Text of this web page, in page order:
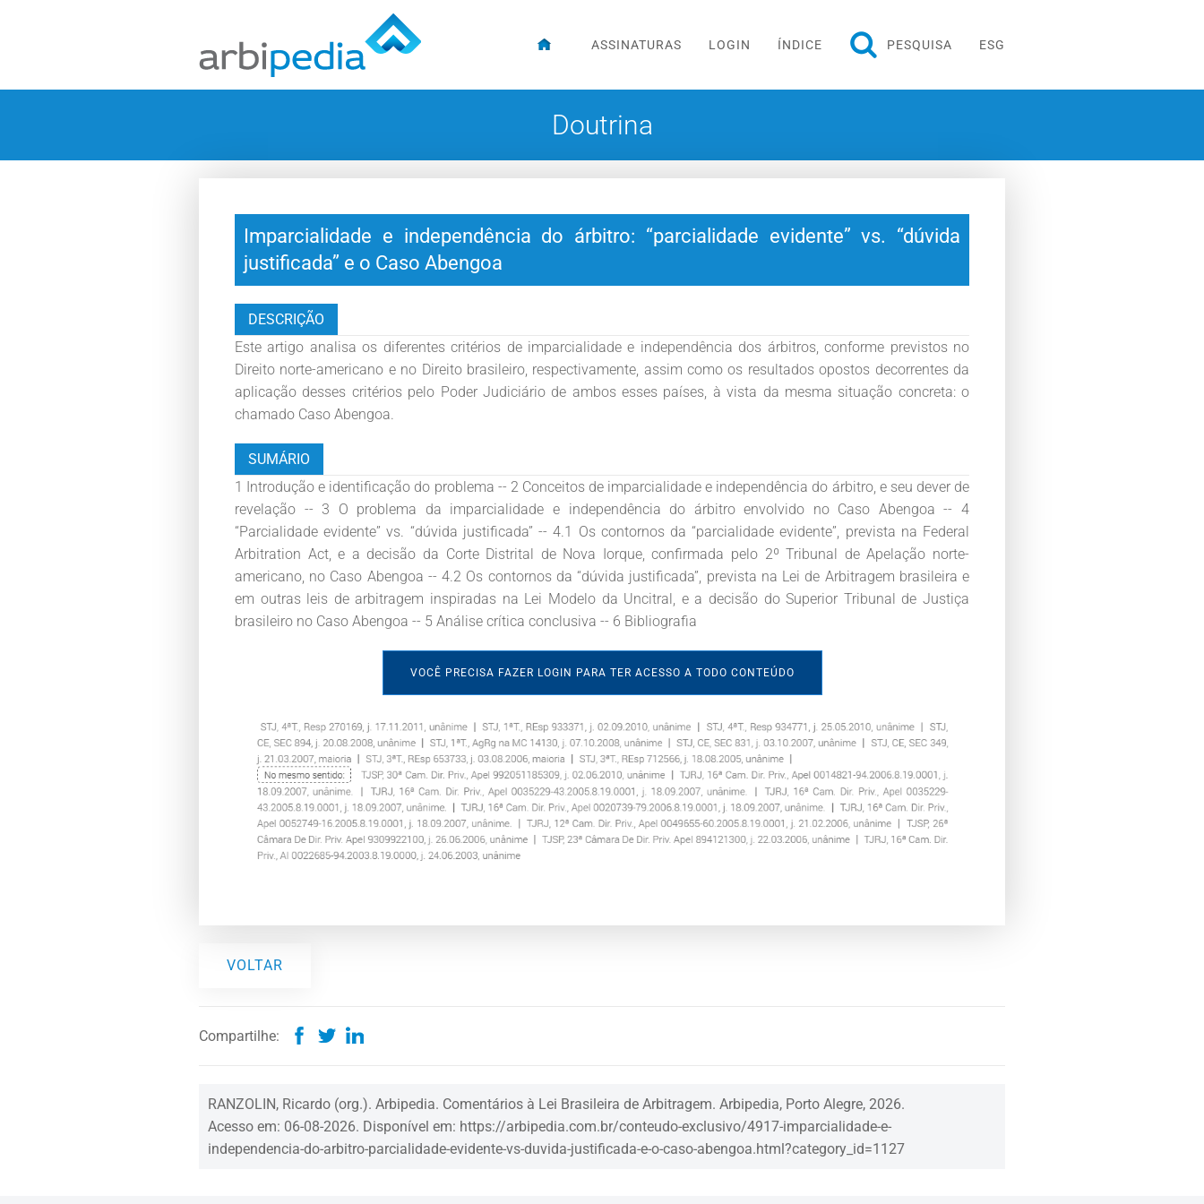
ASSINATURAS LOGIN ÍNDICE PESQUISA ESG
Doutrina
Imparcialidade e independência do árbitro: “parcialidade evidente” vs. “dúvida
justificada” e o Caso Abengoa
DESCRIÇÃO
Este artigo analisa os diferentes critérios de imparcialidade e independência dos árbitros, conforme previstos no
Direito norte-americano e no Direito brasileiro, respectivamente, assim como os resultados opostos decorrentes da
aplicação desses critérios pelo Poder Judiciário de ambos esses países, à vista da mesma situação concreta: o
chamado Caso Abengoa.
SUMÁRIO
1 Introdução e identificação do problema -- 2 Conceitos de imparcialidade e independência do árbitro, e seu dever de
revelação -- 3 O problema da imparcialidade e independência do árbitro envolvido no Caso Abengoa -- 4
“Parcialidade evidente” vs. “dúvida justificada” -- 4.1 Os contornos da “parcialidade evidente”, prevista na Federal
Arbitration Act, e a decisão da Corte Distrital de Nova Iorque, confirmada pelo 2º Tribunal de Apelação norte-
americano, no Caso Abengoa -- 4.2 Os contornos da “dúvida justificada”, prevista na Lei de Arbitragem brasileira e
em outras leis de arbitragem inspiradas na Lei Modelo da Uncitral, e a decisão do Superior Tribunal de Justiça
brasileiro no Caso Abengoa -- 5 Análise crítica conclusiva -- 6 Bibliografia
VOCÊ PRECISA FAZER LOGIN PARA TER ACESSO A TODO CONTEÚDO
VOLTAR
Compartilhe:
RANZOLIN, Ricardo (org.). Arbipedia. Comentários à Lei Brasileira de Arbitragem. Arbipedia, Porto Alegre, 2026.
Acesso em: 06-08-2026. Disponível em: https://arbipedia.com.br/conteudo-exclusivo/4917-imparcialidade-e-
independencia-do-arbitro-parcialidade-evidente-vs-duvida-justificada-e-o-caso-abengoa.html?category_id=1127